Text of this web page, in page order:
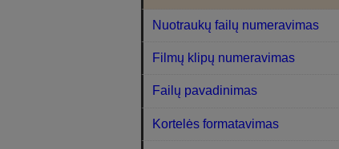
Nuotraukų failų numeravimas
Filmų klipų numeravimas
Failų pavadinimas
Kortelės formatavimas